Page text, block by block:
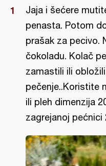
Jaja i šećere
penasta. Potom
prašak za pecivo.
čokoladu. Kolač
zamastili ili
pečenje..Koristite
ili pleh dimenzija
zagrejanoj pećnici